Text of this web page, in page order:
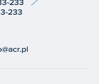
233